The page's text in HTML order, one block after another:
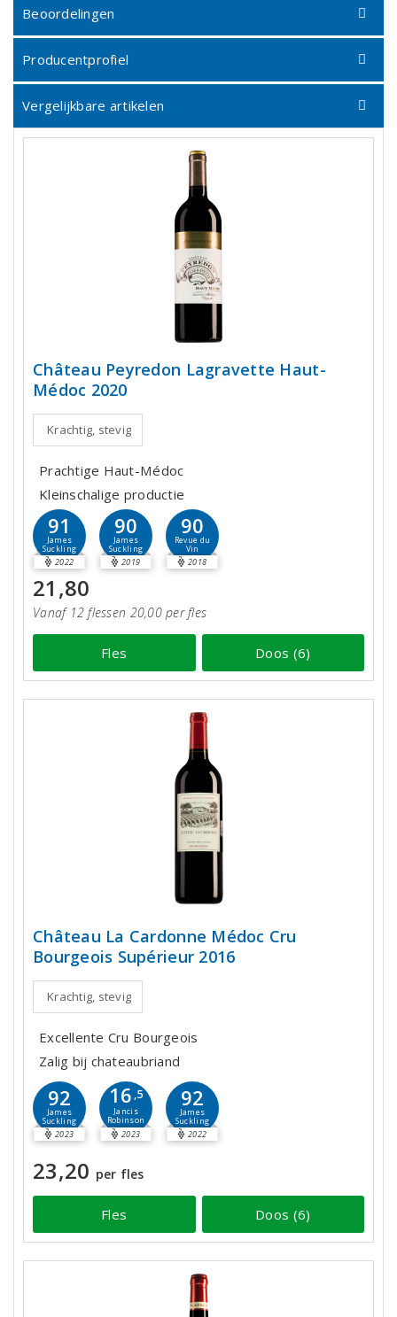
Beoordelingen
Producentprofiel
Vergelijkbare artikelen
Château Peyredon Lagravette Haut-
Médoc 2020
Krachtig, stevig
Prachtige Haut-Médoc
Kleinschalige productie
91
James
Suckling
2022
90
James
Suckling
2019
90
Revue du
Vin
2018
21,80
Vanaf 12 flessen 20,00 per fles
Fles Doos (6)
Château La Cardonne Médoc Cru
Bourgeois Supérieur 2016
Krachtig, stevig
Excellente Cru Bourgeois
Zalig bij chateaubriand
92
James
Suckling
2023
16 ,5
Jancis
Robinson
2023
92
James
Suckling
2022
23,20 per fles
Fles Doos (6)